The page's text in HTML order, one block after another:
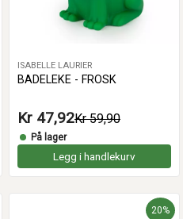
ISABELLE LAURIER
BADELEKE - FROSK
Kr 47,92Kr 59,90
På lager
Legg i handlekurv
20%